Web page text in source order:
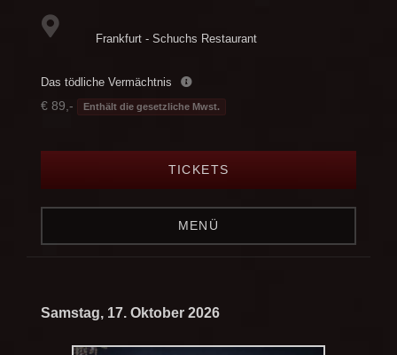
Frankfurt - Schuchs Restaurant
Das tödliche Vermächtnis
€ 89,- Enthält die gesetzliche Mwst.
TICKETS
MENÜ
Samstag, 17. Oktober 2026